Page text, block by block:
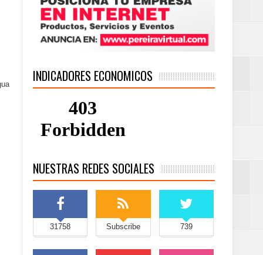
INDICADORES ECONOMICOS
NUESTRAS REDES SOCIALES
31758 Subscribe 739